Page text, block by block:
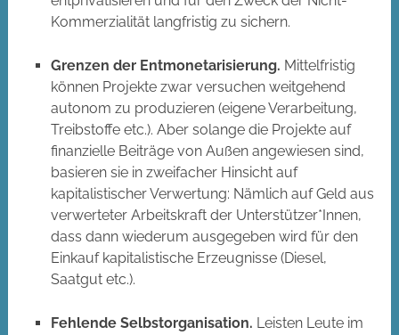
Kommerzialität langfristig zu sichern.
Grenzen der Entmonetarisierung. Mittelfristig
können Projekte zwar versuchen weitgehend
autonom zu produzieren (eigene Verarbeitung,
Treibstoffe etc.). Aber solange die Projekte auf
finanzielle Beiträge von Außen angewiesen sind,
basieren sie in zweifacher Hinsicht auf
kapitalistischer Verwertung: Nämlich auf Geld aus
verwerteter Arbeitskraft der Unterstützer*Innen,
dass dann wiederum ausgegeben wird für den
Einkauf kapitalistische Erzeugnisse (Diesel,
Saatgut etc.).
Fehlende Selbstorganisation. Leisten Leute im